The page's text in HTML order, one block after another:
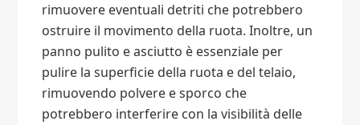
rimuovere eventuali detriti che potrebbero
ostruire il movimento della ruota. Inoltre, un
panno pulito e asciutto è essenziale per
pulire la superficie della ruota e del telaio,
rimuovendo polvere e sporco che
potrebbero interferire con la visibilità delle